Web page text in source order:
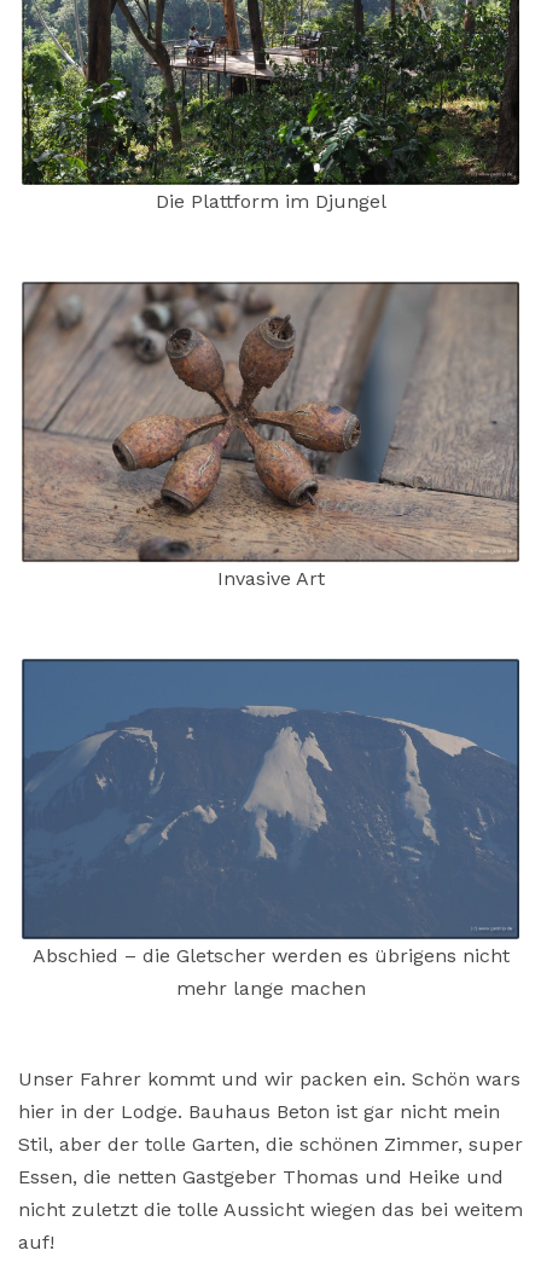
Die Plattform im Djungel
Invasive Art
Abschied – die Gletscher werden es übrigens nicht
mehr lange machen
Unser Fahrer kommt und wir packen ein. Schön wars
hier in der Lodge. Bauhaus Beton ist gar nicht mein
Stil, aber der tolle Garten, die schönen Zimmer, super
Essen, die netten Gastgeber Thomas und Heike und
nicht zuletzt die tolle Aussicht wiegen das bei weitem
auf!